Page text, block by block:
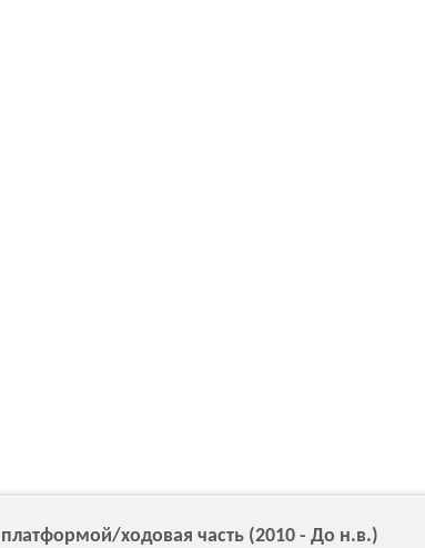
платформой/ходовая часть (2010 - До н.в.)